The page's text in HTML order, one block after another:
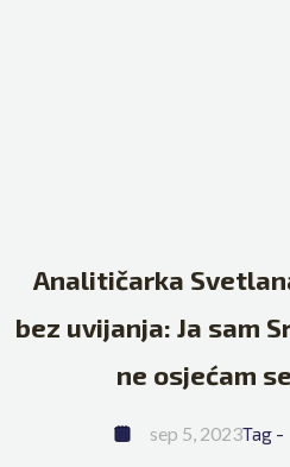
Analitičarka
bez uvijanja: Ja sam
ne osjećam
sep 5, 2023Tag -